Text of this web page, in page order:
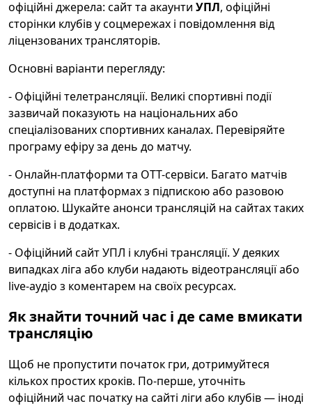
офіційні джерела: сайт та акаунти УПЛ, офіційні
сторінки клубів у соцмережах і повідомлення від
ліцензованих трансляторів.
Основні варіанти перегляду:
- Офіційні телетрансляції. Великі спортивні події
зазвичай показують на національних або
спеціалізованих спортивних каналах. Перевіряйте
програму ефіру за день до матчу.
- Онлайн-платформи та OTT-сервіси. Багато матчів
доступні на платформах з підпискою або разовою
оплатою. Шукайте анонси трансляцій на сайтах таких
сервісів і в додатках.
- Офіційний сайт УПЛ і клубні трансляції. У деяких
випадках ліга або клуби надають відеотрансляції або
live-аудіо з коментарем на своїх ресурсах.
Як знайти точний час і де саме вмикати
трансляцію
Щоб не пропустити початок гри, дотримуйтеся
кількох простих кроків. По-перше, уточніть
офіційний час початку на сайті ліги або клубів — іноді